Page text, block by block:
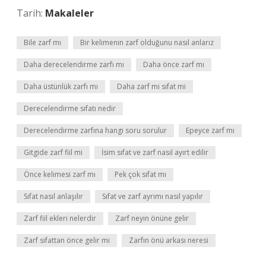
Tarih: Makaleler
Bile zarf mı Bir kelimenin zarf olduğunu nasıl anlarız
Daha derecelendirme zarfı mı Daha önce zarf mı
Daha üstünlük zarfı mı Daha zarf mi sıfat mi
Derecelendirme sıfatı nedir
Derecelendirme zarfına hangi soru sorulur Epeyce zarf mı
Gitgide zarf fiil mi İsim sıfat ve zarf nasıl ayırt edilir
Önce kelimesi zarf mı Pek çok sıfat mı
Sıfat nasıl anlaşılır Sıfat ve zarf ayrımı nasıl yapılır
Zarf fiil ekleri nelerdir Zarf neyin önüne gelir
Zarf sıfattan önce gelir mi Zarfın önü arkası neresi